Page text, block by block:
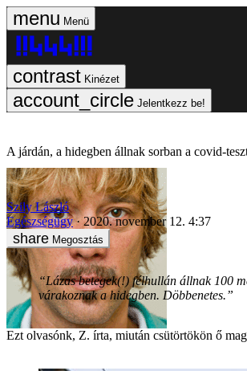
Menü
Kinézet
Jelentkezz be!
A járdán, a hidegben állnak sorban a covid-
Szily László
Egészségügy
2020. november 12. 4:37
Megosztás
“Lázas betegek(!) félhullán állnak 100
várakoznak a hidegben. Döbbenetes.”
Ezt olvasónk, Z. írta, miután csütörtökön ő